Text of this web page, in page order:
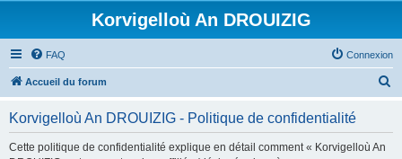
Korvigelloù An DROUIZIG
FAQ Connexion
Accueil du forum
Korvigelloù An DROUIZIG - Politique de confidentialité
Cette politique de confidentialité explique en détail comment « Korvigelloù An